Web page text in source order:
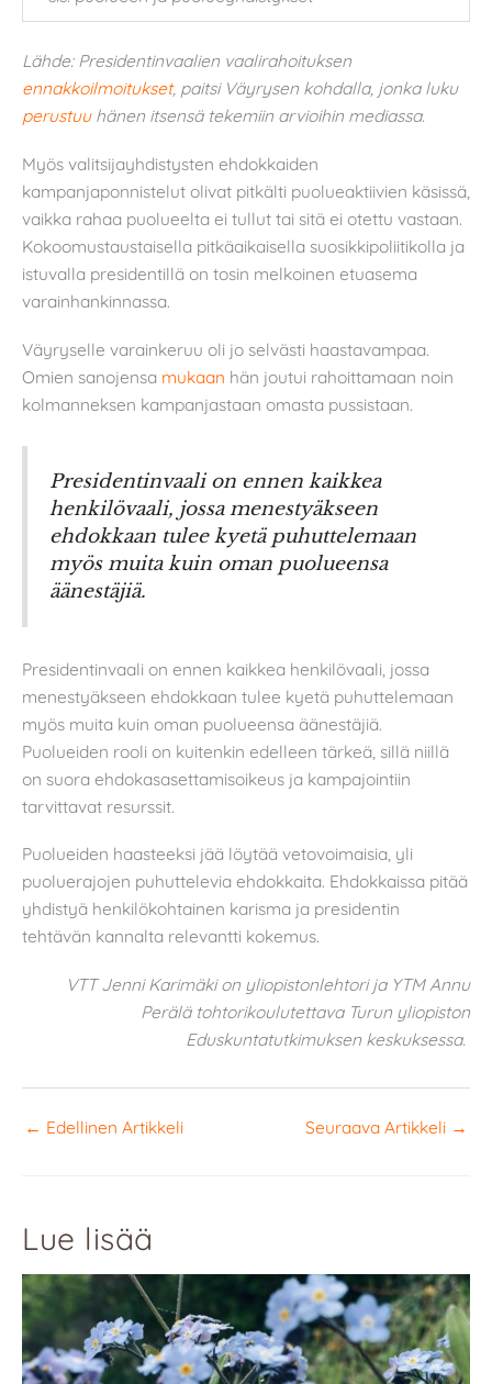
Lähde: Presidentinvaalien vaalirahoituksen
ennakkoilmoitukset, paitsi Väyrysen kohdalla, jonka luku
perustuuhänen itsensä tekemiin arvioihin mediassa.
Myös valitsijayhdistysten ehdokkaiden
kampanjaponnistelut olivat pitkälti puolueaktiivien käsissä,
vaikka rahaa puolueelta ei tullut tai sitä ei otettu vastaan.
Kokoomustaustaisella pitkäaikaisella suosikkipoliitikolla ja
istuvalla presidentillä on tosin melkoinen etuasema
varainhankinnassa.
Väyryselle varainkeruu oli jo selvästi haastavampaa.
Omien sanojensa mukaan hän joutui rahoittamaan noin
kolmanneksen kampanjastaan omasta pussistaan.
Presidentinvaali on ennen kaikkea
henkilövaali, jossa menestyäkseen
ehdokkaan tulee kyetä puhuttelemaan
myös muita kuin oman puolueensa
äänestäjiä.
Presidentinvaali on ennen kaikkea henkilövaali, jossa
menestyäkseen ehdokkaan tulee kyetä puhuttelemaan
myös muita kuin oman puolueensa äänestäjiä.
Puolueiden rooli on kuitenkin edelleen tärkeä, sillä niillä
on suora ehdokasasettamisoikeus ja kampajointiin
tarvittavat resurssit.
Puolueiden haasteeksi jää löytää vetovoimaisia, yli
puoluerajojen puhuttelevia ehdokkaita. Ehdokkaissa pitää
yhdistyä henkilökohtainen karisma ja presidentin
tehtävän kannalta relevantti kokemus.
VTT Jenni Karimäki on yliopistonlehtori ja YTM Annu
Perälä tohtorikoulutettava Turun yliopiston
Eduskuntatutkimuksen keskuksessa.
← Edellinen Artikkeli Seuraava Artikkeli →
Lue lisää